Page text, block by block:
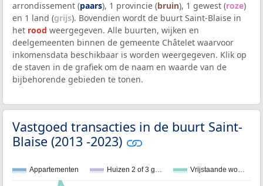
arrondissement (paars), 1 provincie (bruin), 1 gewest (roze)
en 1 land (grijs). Bovendien wordt de buurt Saint-Blaise in
het rood weergegeven. Alle buurten, wijken en
deelgemeenten binnen de gemeente Châtelet waarvoor
inkomensdata beschikbaar is worden weergegeven. Klik op
de staven in de grafiek om de naam en waarde van de
bijbehorende gebieden te tonen.
Vastgoed transacties in de buurt Saint-
Blaise (2013 -2023)
Appartementen Huizen 2 of 3 g… Vrijstaande wo…